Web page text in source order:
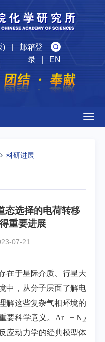
)| 邮箱登
录| EN
科研进展
态选择的电荷转移
重要进展
07-21
在于星际介质、行星大
中，从分子层面了解电
解这些复杂气相环境的
要科学意义。 Ar+ + N2
应动力学的经典模型体